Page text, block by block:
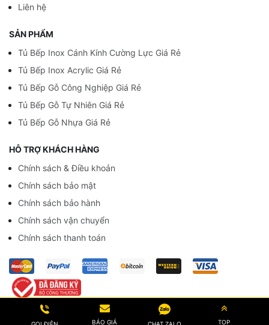
Liên hệ
SẢN PHẨM
Tủ Bếp Inox Cánh Kính Cường Lực Giá Rẻ
Tủ Bếp Inox Acrylic Giá Rẻ
Tủ Bếp Gỗ Công Nghiệp Giá Rẻ
Tủ Bếp Gỗ Tự Nhiên Giá Rẻ
Tủ Bếp Gỗ Nhựa Giá Rẻ
HỖ TRỢ KHÁCH HÀNG
Chính sách & Điều khoản
Chính sách bảo mật
Chính sách bảo hành
Chính sách vận chuyển
Chính sách thanh toán
© Bản quyền website thuộc về vuatubep.com
BÁO GIÁ TOP